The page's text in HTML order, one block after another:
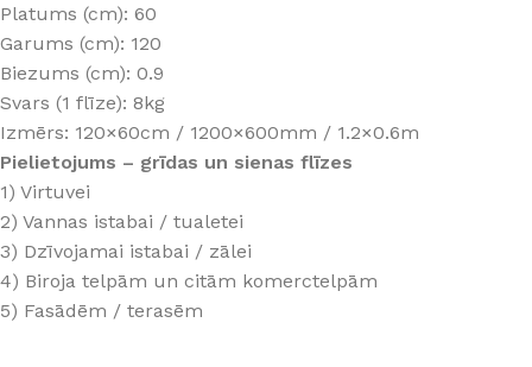
Platums (cm): 60
Garums (cm): 120
Biezums (cm): 0.9
Svars (1 flīze): 8kg
Izmērs: 120×60cm / 1200×600mm / 1.2×0.6m
Pielietojums – grīdas un sienas flīzes
1) Virtuvei
2) Vannas istabai / tualetei
3) Dzīvojamai istabai / zālei
4) Biroja telpām un citām komerctelpām
5) Fasādēm / terasēm